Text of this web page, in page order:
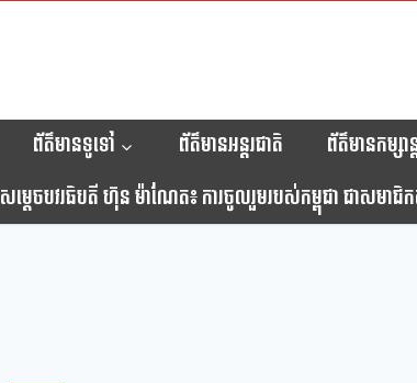
ព័ត៌មានទូទៅ ព័ត៌មានអន្តរជាតិ ព័ត៌មានកម្សាន្
សម្តេចបវរធិបតី ហ៊ុន ម៉ាណែត៖ ការចូលរួមរបស់កម្ពុជា ជាសមាជិក